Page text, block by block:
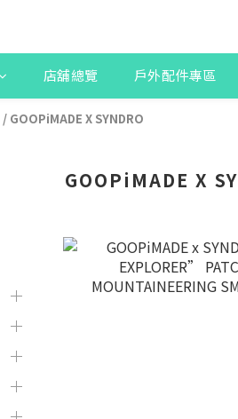
店舖總覽 戶外配件專區
/ GOOPiMADE X SYNDRO
GOOPiMADE X